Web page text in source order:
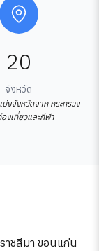
20
จังหวัด
งจังหวัดจาก กระทรวง
งเที่ยวและกีฬา
ชสีมา ขอนแก่น